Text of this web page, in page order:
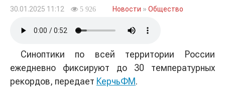
30.01.2025 11:12 5 926 Новости » Общество
Синоптики по всей территории России
ежедневно фиксируют до 30 температурных
рекордов, передает КерчьФМ.